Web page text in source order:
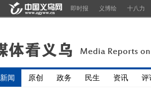
即时报 义博绘 十八力
新闻 原创 政务 民生 资讯 评